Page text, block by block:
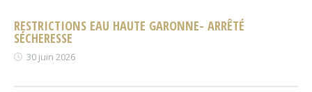
RESTRICTIONS EAU HAUTE GARONNE- ARRÊTÉ
SÉCHERESSE
30 juin 2026